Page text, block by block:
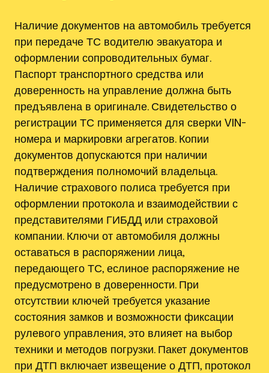
Наличие документов на автомобиль требуется
при передаче ТС водителю эвакуатора и
оформлении сопроводительных бумаг.
Паспорт транспортного средства или
доверенность на управление должна быть
предъявлена в оригинале. Свидетельство о
регистрации ТС применяется для сверки VIN-
номера и маркировки агрегатов. Копии
документов допускаются при наличии
подтверждения полномочий владельца.
Наличие страхового полиса требуется при
оформлении протокола и взаимодействии с
представителями ГИБДД или страховой
компании. Ключи от автомобиля должны
оставаться в распоряжении лица,
передающего ТС, еслиное распоряжение не
предусмотрено в доверенности. При
отсутствии ключей требуется указание
состояния замков и возможности фиксации
рулевого управления, это влияет на выбор
техники и методов погрузки. Пакет документов
при ДТП включает извещение о ДТП, протокол